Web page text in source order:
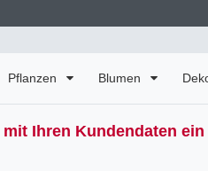
Pflanzen Blumen
Ihren Kundendaten